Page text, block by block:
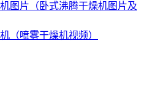
图片（卧式沸腾干燥机图片及
（喷雾干燥机视频）